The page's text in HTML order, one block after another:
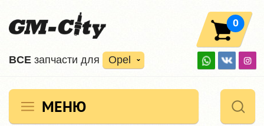
ВCE запчасти для Opel
0
МЕНЮ